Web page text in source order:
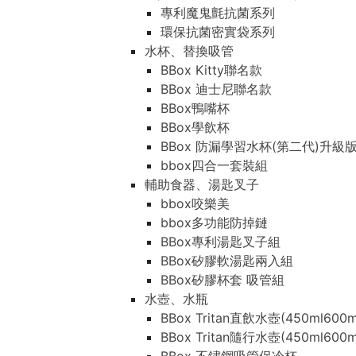
專利魔鬼氈抗菌系列
環保抗菌密實袋系列
水杯、替換吸管
BBox Kitty聯名款
BBox 迪士尼聯名款
BBox鴨嘴杯
BBox學飲杯
BBox 防漏學習水杯(第二代)升級版
bbox四合一套裝組
輔助食器、湯匙叉子
bbox咬樂美
bbox多功能防掉鏈
BBox專利湯匙叉子組
BBox矽膠軟湯匙兩入組
BBox矽膠杯套 吸管組
水壺、水瓶
BBox Tritan直飲水壺
BBox Tritan隨行水壺